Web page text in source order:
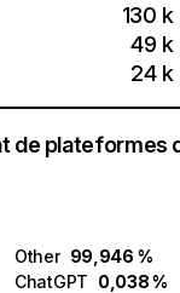
130 k
49 k
24 k
de plateformes
Other 99,946 %
ChatGPT 0,038 %